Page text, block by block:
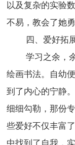
以及复杂的实验
不易，教会了她
四、爱好拓
学习之余，
绘画书法。自幼
到了内心的宁静
细细勾勒，那份
些爱好不仅丰富